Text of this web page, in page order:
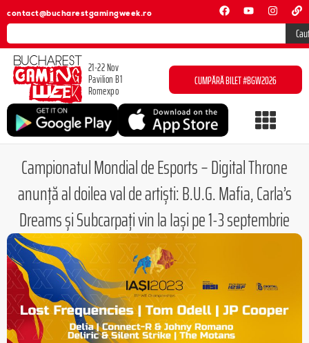
contact@bucharestgamingweek.ro
21-22 Nov
Pavilion B1
Romexpo
CUMPĂRĂ BILET #BGW2026
Campionatul Mondial de Esports – Digital Throne
anunță al doilea val de artiști: B.U.G. Mafia, Carla’s
Dreams și Subcarpați vin la Iași pe 1-3 septembrie